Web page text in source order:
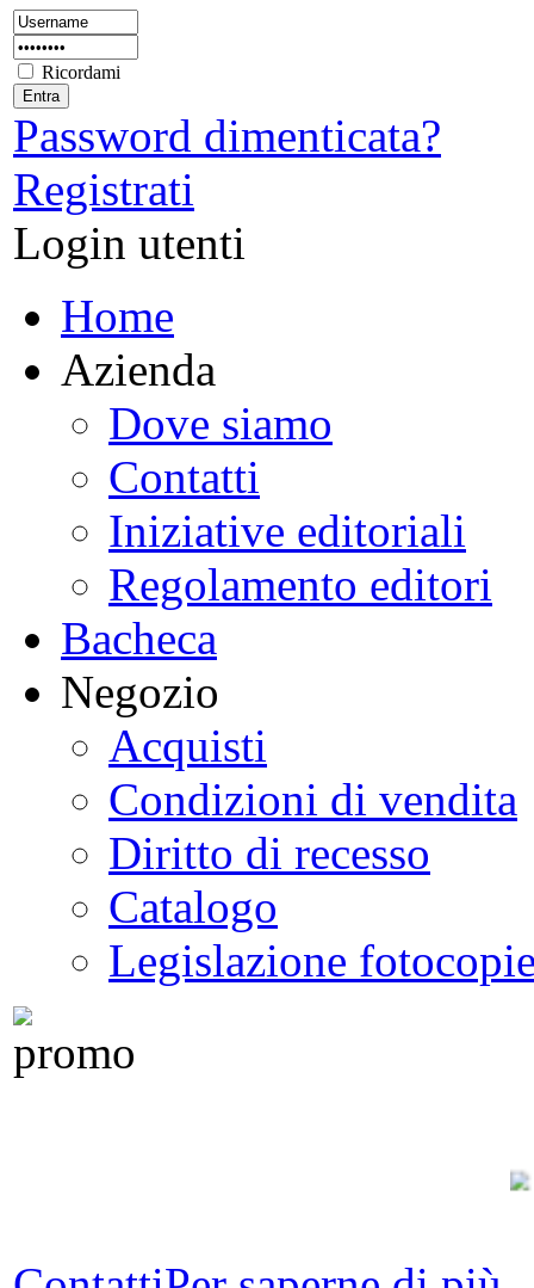
Ricordami
Password dimenticata?
Registrati
Login utenti
Home
Azienda
Dove siamo
Contatti
Iniziative editoriali
Regolamento editori
Bacheca
Negozio
Acquisti
Condizioni di vendita
Diritto di recesso
Catalogo
Legislazione